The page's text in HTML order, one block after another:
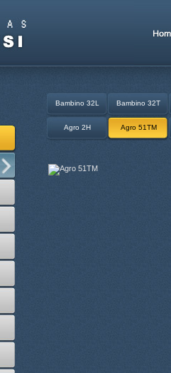
Bambino 32L Bambino 32T
Agro 2H Agro 51TM